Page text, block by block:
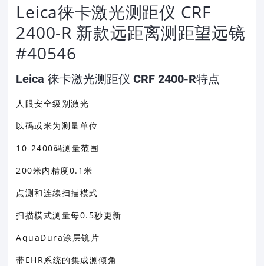
Leica徕卡激光测距仪 CRF
2400-R 新款远距离测距望远镜
#40546
Leica 徕卡激光测距仪 CRF 2400-R特点
人眼安全级别激光
以码或米为测量单位
10-2400码测量范围
200米内精度0.1米
点测和连续扫描模式
扫描模式测量每0.5秒更新
AquaDura涂层镜片
带EHR系统的集成测倾角